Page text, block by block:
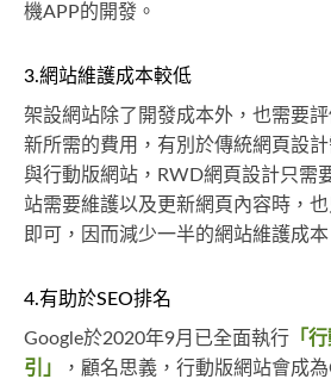
機APP的開發。
3.網站維護成本較低
架設網站除了開發成本外，也需要
新所需的費用，有別於傳統網頁設
與行動版網站，RWD網頁設計只需
站需要維護以及更新網頁內容時，
即可，因而減少一半的網站維護成本
4.有助於SEO排名
Google於2020年9月已全面執行 「
引」
，顧名思義，行動版網站會成